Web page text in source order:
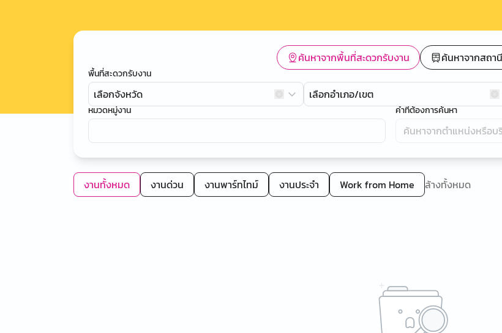
ค้นหาจากพื้นที่สะดวกรับงาน ค้นหาจากสถา
พื้นที่สะดวกรับงาน
เลือกจังหวัด เลือกอำเภอ/เขต
หมวดหมู่งาน คำที่ต้องการค้นหา
งานทั้งหมด งานด่วน งานพาร์ทไทม์ งานประจำ Work from Home ล้างทั้งหมด